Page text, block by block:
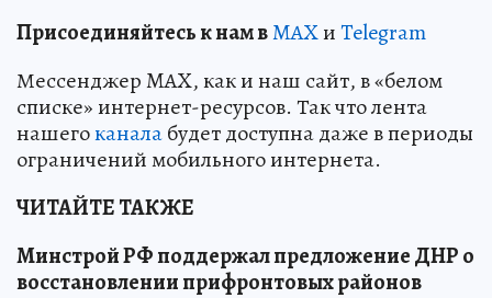
Присоединяйтесь к нам вMAXиTelegram
Мессенджер MAX, как и наш сайт, в «белом
списке» интернет-ресурсов. Так что лента
нашегоканалабудет доступна даже в периоды
ограничений мобильного интернета.
ЧИТАЙТЕ ТАКЖЕ
Минстрой РФ поддержал предложение ДНР о
восстановлении прифронтовых районов